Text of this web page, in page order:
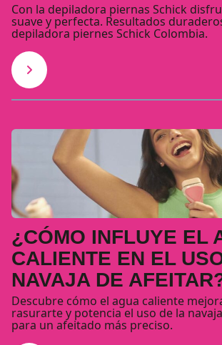
Con la depiladora piernas Schick
suave y perfecta. Resultados
depiladora piernes Schick Colombia.
¿CÓMO INFLUYE EL
CALIENTE EN EL
NAVAJA DE
Descubre cómo el agua caliente
rasurarte y potencia el uso de la
para un afeitado más preciso.